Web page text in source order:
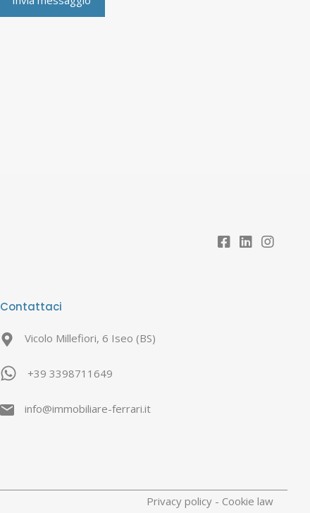
Contattaci
Vicolo Millefiori, 6 Iseo (BS)
+39 3398711649
info@immobiliare-ferrari.it
Privacy policy - Cookie law